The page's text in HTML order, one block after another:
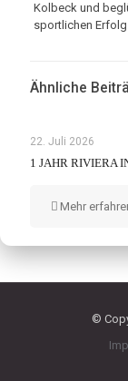
Kolbeck und
sportlichen
Ähnliche
22. Juli 2026
1 JAHR RIVIERA
Mehr
©